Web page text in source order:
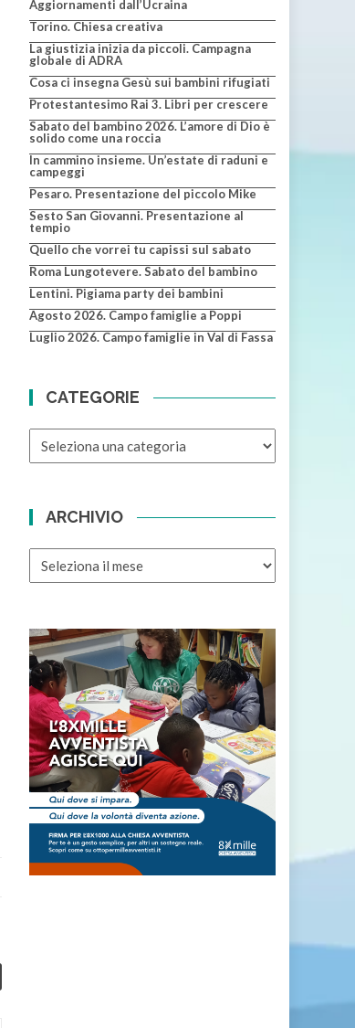
Aggiornamenti dall’Ucraina
Torino. Chiesa creativa
La giustizia inizia da piccoli. Campagna
globale di ADRA
Cosa ci insegna Gesù sui bambini rifugiati
Protestantesimo Rai 3. Libri per crescere
Sabato del bambino 2026. L’amore di Dio è
solido come una roccia
In cammino insieme. Un’estate di raduni e
campeggi
Pesaro. Presentazione del piccolo Mike
Sesto San Giovanni. Presentazione al
tempio
Quello che vorrei tu capissi sul sabato
Roma Lungotevere. Sabato del bambino
Lentini. Pigiama party dei bambini
Agosto 2026. Campo famiglie a Poppi
Luglio 2026. Campo famiglie in Val di Fassa
CATEGORIE
CATEGORIE
ARCHIVIO
ARCHIVIO